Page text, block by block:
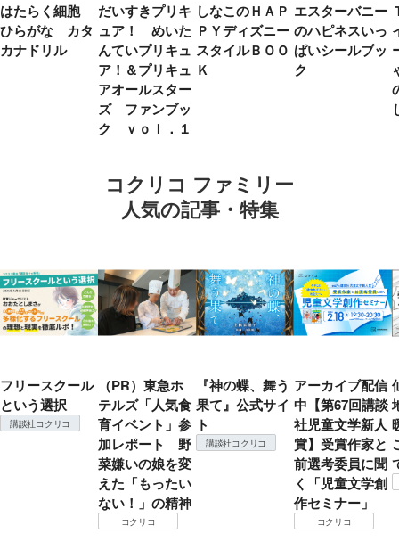
はたらく細胞
ひらがな カタ
カナドリル
だいすきプリキ
ュア！ めいた
んていプリキュ
ア！＆プリキュ
アオールスター
ズ ファンブッ
ク ｖｏｌ．１
しなこのＨＡＰ
ＰＹディズニー
スタイルＢＯＯ
Ｋ
エスターバニー
のハピネスいっ
ぱいシールブッ
ク
コクリコ ファミリー
人気の記事・特集
フリースクール
という選択
講談社コクリコ
（PR）東急ホ
テルズ「人気食
育イベント」参
加レポート 野
菜嫌いの娘を変
えた「もったい
ない！」の精神
コクリコ
『神の蝶、舞う
果て』公式サイ
ト
講談社コクリコ
アーカイブ配信
中【第67回講談
社児童文学新人
賞】受賞作家と
前選考委員に聞
く「児童文学創
作セミナー」
コクリコ